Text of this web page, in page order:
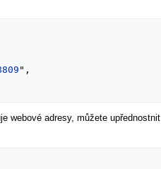
",
webové adresy, můžete upřednostnit